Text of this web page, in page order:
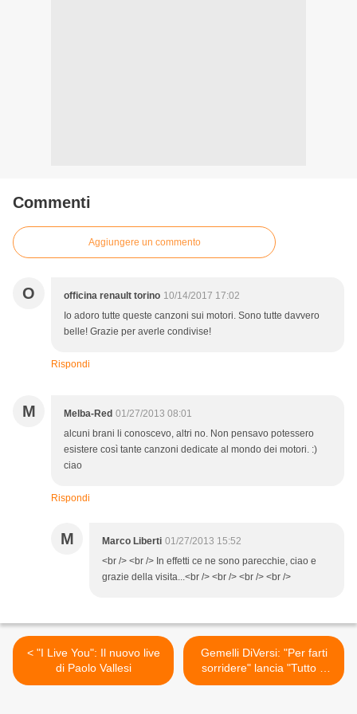
Commenti
Aggiungere un commento
O officina renault torino 10/14/2017 17:02
Io adoro tutte queste canzoni sui motori. Sono tutte davvero
belle! Grazie per averle condivise!
Rispondi
M Melba-Red 01/27/2013 08:01
alcuni brani li conoscevo, altri no. Non pensavo potessero
esistere così tante canzoni dedicate al mondo dei motori. :)
ciao
Rispondi
M Marco Liberti 01/27/2013 15:52
<br /> <br /> In effetti ce ne sono parecchie, ciao e
grazie della visita...<br /> <br /> <br /> <br />
< "I Live You": Il nuovo live
di Paolo Vallesi
Gemelli DiVersi: "Per farti
sorridere" lancia "Tutto a
capo" >